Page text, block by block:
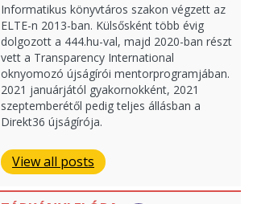
Informatikus könyvtáros szakon végzett az
ELTE-n 2013-ban. Külsősként több évig
dolgozott a 444.hu-val, majd 2020-ban részt
vett a Transparency International
oknyomozó újságírói mentorprogramjában.
2021 januárjától gyakornokként, 2021
szeptemberétől pedig teljes állásban a
Direkt36 újságírója.
View all posts